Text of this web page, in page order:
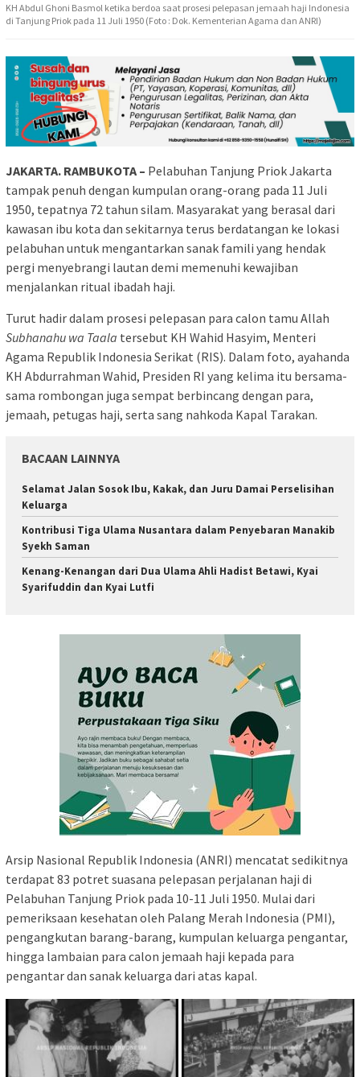
KH Abdul Ghoni Basmol ketika berdoa saat prosesi pelepasan jemaah haji Indonesia
di Tanjung Priok pada 11 Juli 1950 (Foto : Dok. Kementerian Agama dan ANRI)
JAKARTA. RAMBUKOTA – Pelabuhan Tanjung Priok Jakarta
tampak penuh dengan kumpulan orang-orang pada 11 Juli
1950, tepatnya 72 tahun silam. Masyarakat yang berasal dari
kawasan ibu kota dan sekitarnya terus berdatangan ke lokasi
pelabuhan untuk mengantarkan sanak famili yang hendak
pergi menyebrangi lautan demi memenuhi kewajiban
menjalankan ritual ibadah haji.
Turut hadir dalam prosesi pelepasan para calon tamu Allah
Subhanahu wa Taala tersebut KH Wahid Hasyim, Menteri
Agama Republik Indonesia Serikat (RIS). Dalam foto, ayahanda
KH Abdurrahman Wahid, Presiden RI yang kelima itu bersama-
sama rombongan juga sempat berbincang dengan para,
jemaah, petugas haji, serta sang nahkoda Kapal Tarakan.
BACAAN LAINNYA
Selamat Jalan Sosok Ibu, Kakak, dan Juru Damai Perselisihan
Keluarga
Kontribusi Tiga Ulama Nusantara dalam Penyebaran Manakib
Syekh Saman
Kenang-Kenangan dari Dua Ulama Ahli Hadist Betawi, Kyai
Syarifuddin dan Kyai Lutfi
Arsip Nasional Republik Indonesia (ANRI) mencatat sedikitnya
terdapat 83 potret suasana pelepasan perjalanan haji di
Pelabuhan Tanjung Priok pada 10-11 Juli 1950. Mulai dari
pemeriksaan kesehatan oleh Palang Merah Indonesia (PMI),
pengangkutan barang-barang, kumpulan keluarga pengantar,
hingga lambaian para calon jemaah haji kepada para
pengantar dan sanak keluarga dari atas kapal.